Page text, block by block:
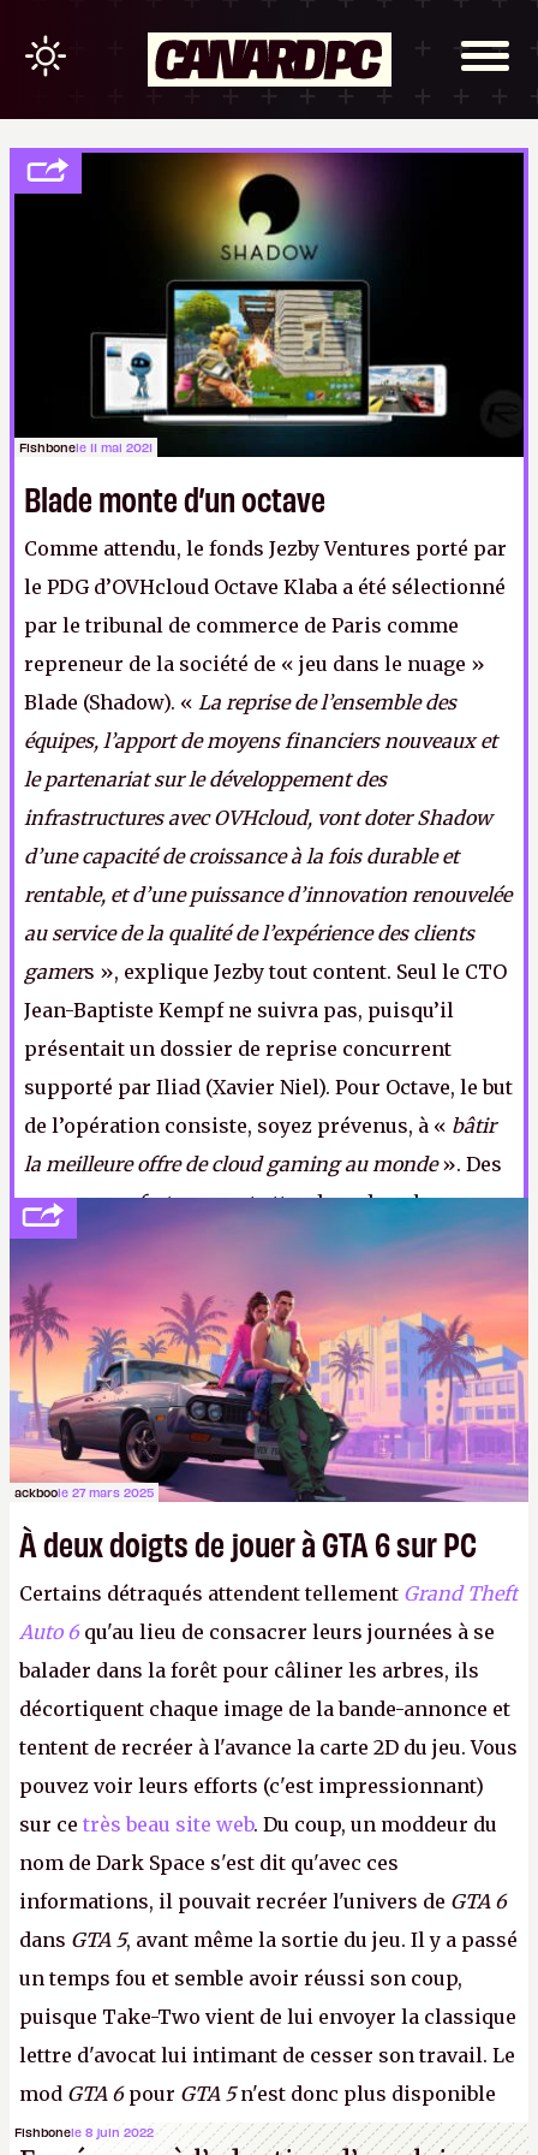
Fishbonele 11 mai 2021
Blade monte d’un octave
Comme attendu, le fonds Jezby Ventures porté par
le PDG d’OVHcloud Octave Klaba a été sélectionné
par le tribunal de commerce de Paris comme
repreneur de la société de « jeu dans le nuage »
Blade (Shadow). « La reprise de l’ensemble des
équipes, l’apport de moyens financiers nouveaux et
le partenariat sur le développement des
infrastructures avec OVHcloud, vont doter Shadow
d’une capacité de croissance à la fois durable et
rentable, et d’une puissance d’innovation renouvelée
au service de la qualité de l’expérience des clients
gamers », explique Jezby tout content. Seul le CTO
Jean-Baptiste Kempf ne suivra pas, puisqu’il
présentait un dossier de reprise concurrent
supporté par Iliad (Xavier Niel). Pour Octave, le but
de l’opération consiste, soyez prévenus, à « bâtir
la meilleure offre de cloud gaming au monde». Des
«annonces fortes» sont attendues dans les
prochaines semaines, toujours selon Octave qui,
manifestement, pète le feu.
ackboole 27 mars 2025
À deux doigts de jouer à GTA 6 sur PC
Certains détraqués attendent tellement Grand Theft
Auto 6 qu'au lieu de consacrer leurs journées à se
balader dans la forêt pour câliner les arbres, ils
décortiquent chaque image de la bande-annonce et
tentent de recréer à l'avance la carte 2D du jeu. Vous
pouvez voir leurs efforts (c'est impressionnant)
sur ce très beau site web. Du coup, un moddeur du
nom de Dark Space s'est dit qu'avec ces
informations, il pouvait recréer l'univers de GTA 6
dans GTA 5, avant même la sortie du jeu. Il y a passé
un temps fou et semble avoir réussi son coup,
puisque Take-Two vient de lui envoyer la classique
lettre d'avocat lui intimant de cesser son travail. Le
mod GTA 6pour GTA 5n'est donc plus disponible
au téléchargement. Vous pouvez encore en voir
Fishbonele 8 juin 2022